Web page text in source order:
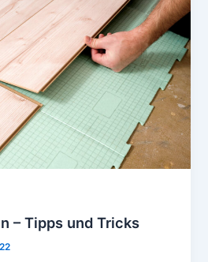
– Tipps und Tricks